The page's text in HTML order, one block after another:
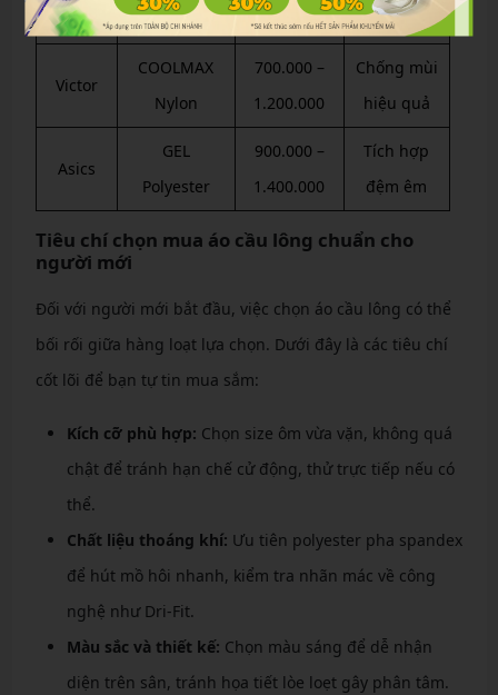
Blend
1.000.000
30%
Victor
COOLMAX
Nylon
700.000 –
1.200.000
Chống mùi
hiệu quả
Asics
GEL
Polyester
900.000 –
1.400.000
Tích hợp
đệm êm
Tiêu chí chọn mua áo cầu lông chuẩn cho
người mới
Đối với người mới bắt đầu, việc chọn áo cầu lông có thể
bối rối giữa hàng loạt lựa chọn. Dưới đây là các tiêu chí
cốt lõi để bạn tự tin mua sắm:
Kích cỡ phù hợp: Chọn size ôm vừa vặn, không quá
chật để tránh hạn chế cử động, thử trực tiếp nếu có
thể.
Chất liệu thoáng khí: Ưu tiên polyester pha spandex
để hút mồ hôi nhanh, kiểm tra nhãn mác về công
nghệ như Dri-Fit.
Màu sắc và thiết kế: Chọn màu sáng để dễ nhận
diện trên sân, tránh họa tiết lòe loẹt gây phân tâm.